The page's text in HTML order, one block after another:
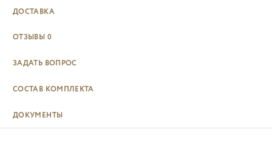
ДОСТАВКА
ОТЗЫВЫ 0
ЗАДАТЬ ВОПРОС
СОСТАВ КОМПЛЕКТА
ДОКУМЕНТЫ